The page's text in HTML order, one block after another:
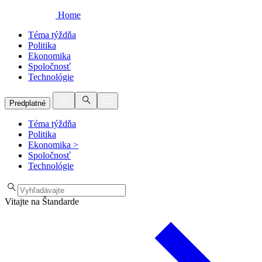
Home
Téma týždňa
Politika
Ekonomika
Spoločnosť
Technológie
Predplatné
Téma týždňa
Politika
Ekonomika >
Spoločnosť
Technológie
Vitajte na Štandarde